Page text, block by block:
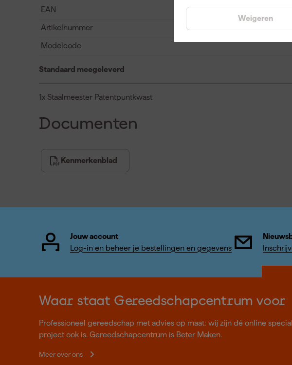
Weigeren
EAN
Artikelnummer
Modelcode
Standaard meegeleverd
1x Staalmeester Patentpuntkwast
Documenten
Kenmerkenblad
Jouw account
Log-in en beheer je bestellingen en gegevens
Waar staat Gereedschapcentrum voor
Professioneel gereedschap met advies op maat: wij zijn dé online
project ook is. Gereedschapcentrum is Beter Maken.
Meer over ons